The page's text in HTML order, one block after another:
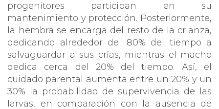
progenitores participan en su
mantenimiento y protección. Posteriormente,
la hembra se encarga del resto de la crianza,
dedicando alrededor del 80% del tiempo a
salvaguardar a sus crías, mientras el macho
dedica cerca del 20% del tiempo. Así, el
cuidado parental aumenta entre un 20% y un
30% la probabilidad de supervivencia de las
larvas, en comparación con la ausencia de